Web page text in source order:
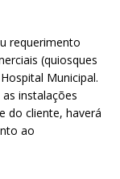
requerimento
(quiosques
Municipal.
instalações
do cliente, haverá
ao